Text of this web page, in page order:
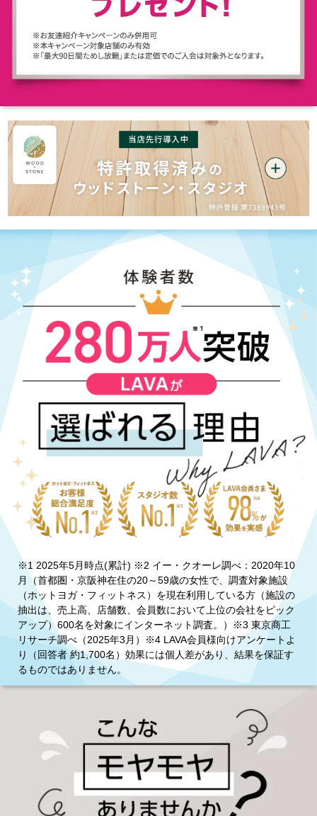
※1 2025年5月時点(累計) ※2 イー・クオーレ調べ：2020年10
月（首都圏・京阪神在住の20～59歳の女性で、調査対象施設
（ホットヨガ・フィットネス）を現在利用している方（施設の
抽出は、売上高、店舗数、会員数において上位の会社をピック
アップ）600名を対象にインターネット調査。）※3 東京商工
リサーチ調べ（2025年3月）※4 LAVA会員様向けアンケートよ
り（回答者 約1,700名）効果には個人差があり、結果を保証す
るものではありません。